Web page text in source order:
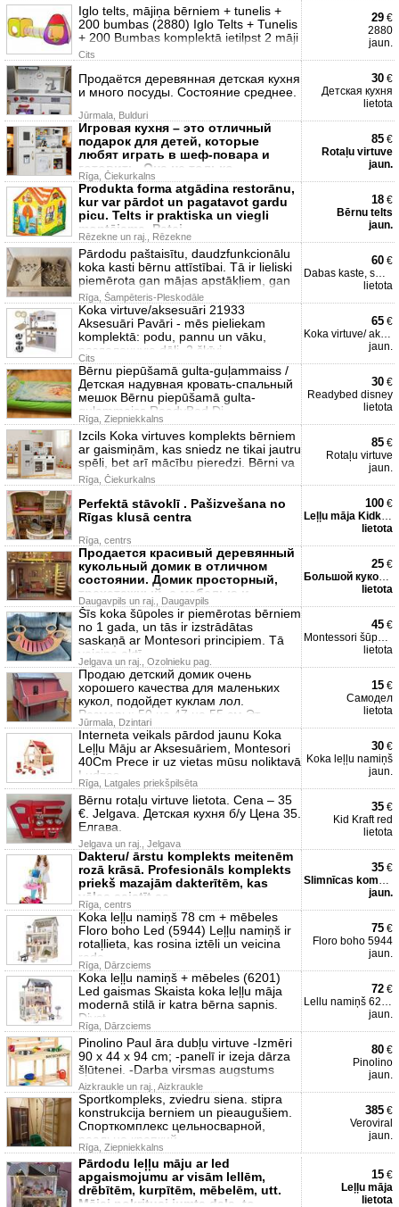
Iglo telts, mājiņa bērniem + tunelis +
200 bumbas (2880) Iglo Telts + Tunelis
+ 200 Bumbas komplektā ietilpst 2 māji
Cits
29 €
2880
jaun.
Продаётся деревянная детская кухня
и много посуды. Состояние среднее.
Jūrmala, Bulduri
30 €
Детская кухня
lietota
Игровая кухня – это отличный
подарок для детей, которые
любят играть в шеф-повара и
готовить. Она не только
обеспечивает
Rīga, Čiekurkalns
85 €
Rotaļu virtuve
jaun.
Produkta forma atgādina restorānu,
kur var pārdot un pagatavot gardu
picu. Telts ir praktiska un viegli
montējama. Patei
Rēzekne un raj., Rēzekne
18 €
Bērnu telts
jaun.
Pārdodu paštaisītu, daudzfunkcionālu
koka kasti bērnu attīstībai. Tā ir lieliski
piemērota gan mājas apstākļiem, gan
Rīga, Šampēteris-Pleskodāle
60 €
Dabas kaste, smilšu galds
lietota
Koka virtuve/aksesuāri 21933
Aksesuāri Pavāri - mēs pieliekam
komplektā: podu, pannu un vāku,
разделочную dēli, 2 šķīvj
Cits
65 €
Koka virtuve/ aksesuāri 2
jaun.
Bērnu piepūšamā gulta-guļammaiss /
Детская надувная кровать-спальный
мешок Bērnu piepūšamā gulta-
guļammaiss ReadyBed Di
Rīga, Ziepniekkalns
30 €
Readybed disney
lietota
Izcils Koka virtuves komplekts bērniem
ar gaismiņām, kas sniedz ne tikai jautru
spēli, bet arī mācību pieredzi. Bērni va
Rīga, Čiekurkalns
85 €
Rotaļu virtuve
jaun.
Perfektā stāvoklī . Pašizvešana no
Rīgas klusā centra
Rīga, centrs
100 €
Leļļu māja Kidkraft
lietota
Продается красивый деревянный
кукольный домик в отличном
состоянии. Домик просторный,
трехэтажный, с мебелью и
декоратив
Daugavpils un raj., Daugavpils
25 €
Большой кукольный домик
lietota
Šīs koka šūpoles ir piemērotas bērniem
no 1 gada, un tās ir izstrādātas
saskaņā ar Montesori principiem. Tā
veicina aktī
Jelgava un raj., Ozolnieku pag.
45 €
Montessori šūpoles 5in1
lietota
Продаю детский домик очень
хорошего качества для маленьких
кукол, подойдет куклам лол.
Размеры: 50 на 47 на 55 см Эт
Jūrmala, Dzintari
15 €
Самодел
lietota
Interneta veikals pārdod jaunu Koka
Leļļu Māju ar Aksesuāriem, Montesori
40Cm Prece ir uz vietas mūsu noliktavā
Ludzas
Rīga, Latgales priekšpilsēta
30 €
Koka leļļu namiņš
jaun.
Bērnu rotaļu virtuve lietota. Cena – 35
€. Jelgava. Детская кухня б/у Цена 35.
Елгава.
Jelgava un raj., Jelgava
35 €
Kid Kraft red
lietota
Dakteru/ ārstu komplekts meitenēm
rozā krāsā. Profesionāls komplekts
priekš mazajām dakterītēm, kas
vēlas saistīt sa
Rīga, centrs
35 €
Slimnīcas komplekts
jaun.
Koka leļļu namiņš 78 cm + mēbeles
Floro boho Led (5944) Leļļu namiņš ir
rotaļlieta, kas rosina iztēli un veicina
rado
Rīga, Dārzciems
75 €
Floro boho 5944
jaun.
Koka leļļu namiņš + mēbeles (6201)
Led gaismas Skaista koka leļļu māja
modernā stilā ir katra bērna sapnis.
Divst
Rīga, Dārzciems
72 €
Lellu namiņš 6201
jaun.
Pinolino Paul āra dubļu virtuve -Izmēri
90 x 44 x 94 cm; -panelī ir izeja dārza
šļūtenei. -Darba virsmas augstums
Aizkraukle un raj., Aizkraukle
80 €
Pinolino
jaun.
Sportkompleks, zviedru siena. stipra
konstrukcija berniem un pieaugušiem.
Спорткомплекс цельносварной,
реально крепкий
Rīga, Ziepniekkalns
385 €
Veroviral
jaun.
Pārdodu leļļu māju ar led
apgaismojumu ar visām lellēm,
drēbītēm, kurpītēm, mēbelēm, utt.
Mājai nokritusi jumta daļa, to
15 €
Leļļu māja
lietota